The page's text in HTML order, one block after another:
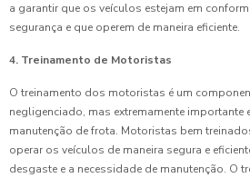
a garantir que os veículos estejam em
segurança e que operem de maneira eficiente.
4. Treinamento de Motoristas
O treinamento dos motoristas é um
negligenciado, mas extremamente importante
manutenção de frota. Motoristas bem
operar os veículos de maneira segura e
desgaste e a necessidade de manutenção. O